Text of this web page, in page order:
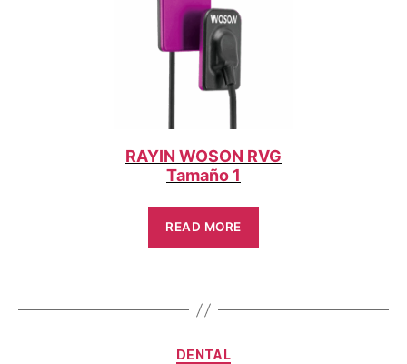
RAYIN WOSON RVG
Tamaño 1
READ MORE
DENTAL